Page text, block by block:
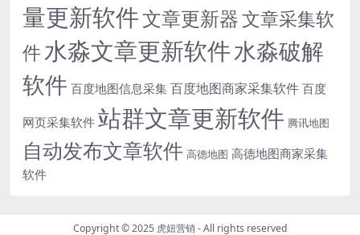
量更新软件文章更新器文章采集软
件水淼文章更新软件水淼破解
软件 百度地图信息采集 百度地图商家采集软件 百度
网页采集软件 站群文章更新软件 腾讯地图
自动发布文章软件 高德地图 高德地图商家采集
软件
Copyright © 2025 虎妞营销- All rights reserved